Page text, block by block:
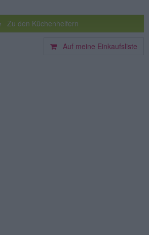
Zu den Küchenhelfern
Auf meine Einkaufsliste